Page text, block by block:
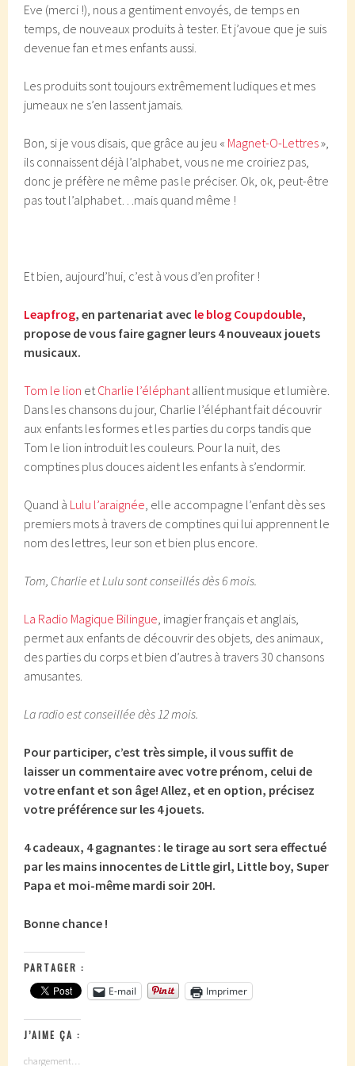
Eve (merci !), nous a gentiment envoyés, de temps en
temps, de nouveaux produits à tester. Et j’avoue que je suis
devenue fan et mes enfants aussi.
Les produits sont toujours extrêmement ludiques et mes
jumeaux ne s’en lassent jamais.
Bon, si je vous disais, que grâce au jeu « Magnet-O-Lettres»,
ils connaissent déjà l’alphabet, vous ne me croiriez pas,
donc je préfère ne même pas le préciser. Ok, ok, peut-être
pas tout l’alphabet…mais quand même !
Et bien, aujourd’hui, c’est à vous d’en profiter !
Leapfrog, en partenariat avec le blog Coupdouble,
propose de vous faire gagner leurs 4 nouveaux jouets
musicaux.
Tom le lion etCharlie l’éléphantallient musique et lumière.
Dans les chansons du jour, Charlie l’éléphant fait découvrir
aux enfants les formes et les parties du corps tandis que
Tom le lion introduit les couleurs. Pour la nuit, des
comptines plus douces aident les enfants à s’endormir.
Quand à Lulu l’araignée, elle accompagne l’enfant dès ses
premiers mots à travers de comptines qui lui apprennent le
nom des lettres, leur son et bien plus encore.
Tom, Charlie et Lulu sont conseillés dès 6 mois.
La Radio Magique Bilingue, imagier français et anglais,
permet aux enfants de découvrir des objets, des animaux,
des parties du corps et bien d’autres à travers 30 chansons
amusantes.
La radio est conseillée dès 12 mois.
Pour participer, c’est très simple, il vous suffit de
laisser un commentaire avec votre prénom, celui de
votre enfant et son âge! Allez, et en option, précisez
votre préférence sur les 4 jouets.
4 cadeaux, 4 gagnantes : le tirage au sort sera effectué
par les mains innocentes de Little girl, Little boy, Super
Papa et moi-même mardi soir 20H.
Bonne chance !
PARTAGER :
E-mail
Imprimer
J’AIME ÇA :
chargement…